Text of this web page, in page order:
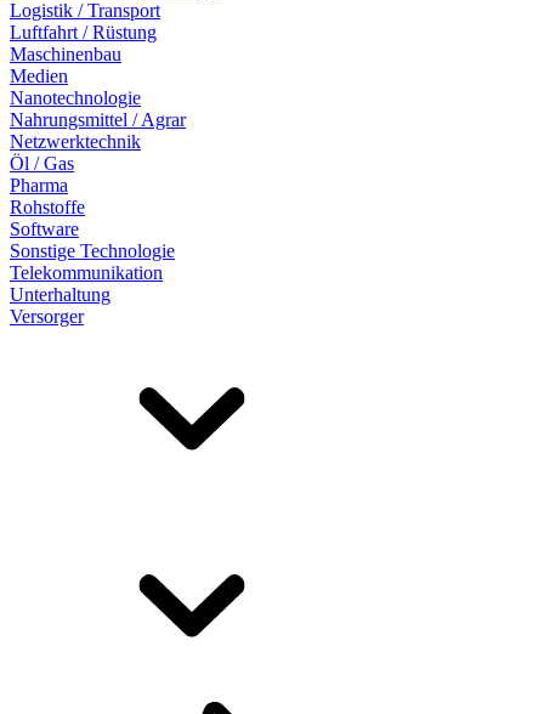
Logistik / Transport
Luftfahrt / Rüstung
Maschinenbau
Medien
Nanotechnologie
Nahrungsmittel / Agrar
Netzwerktechnik
Öl / Gas
Pharma
Rohstoffe
Software
Sonstige Technologie
Telekommunikation
Unterhaltung
Versorger